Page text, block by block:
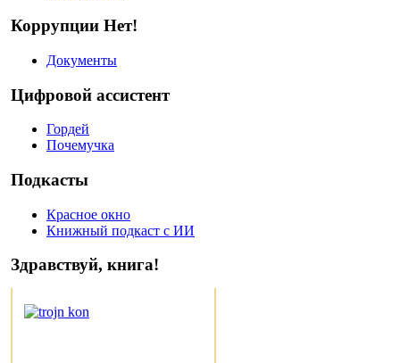
Коррупции Нет!
Документы
Цифровой ассистент
Гордей
Почемучка
Подкасты
Красное окно
Книжный подкаст с ИИ
Здравствуй, книга!